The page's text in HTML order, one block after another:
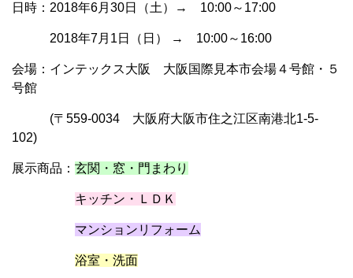
日時：2018年6月30日（土）→ 10:00～17:00
2018年7月1日（日） → 10:00～16:00
会場：インテックス大阪 大阪国際見本市会場４号館・５
号館
(〒559-0034 大阪府大阪市住之江区南港北1-5-
102)
展示商品： 玄関・窓・門まわり
キッチン・ＬＤＫ
マンションリフォーム
浴室・洗面